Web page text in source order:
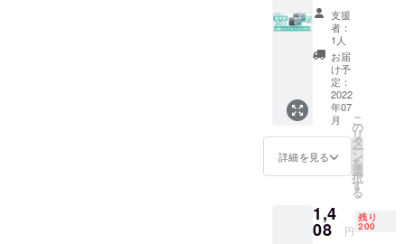
便利で使い
やすい製品
が次々と開
発されてお
それらの情
報をいち早
くキャッチ
いと常々想
いながら
割・
30%OF
F】2個
セット
￥1,232
円（税
込）
100名様
限定！
支援
者：
1人
お届
け予
定：
2022
年07
月
詳細を見る
こ
の
リ
タ
ー
ン
を
選
択
す
る
1,4
08 円
残り
200